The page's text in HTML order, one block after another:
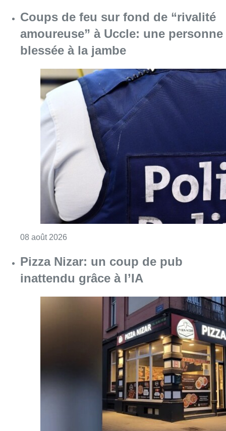
08 août 2026 Consulter l'article "Coups de feu sur fond
Pizza Nizar: un coup de pub
inattendu grâce à l’IA
Consulter l'article "Pizza Nizar: un coup de
Foire du Midi: les visiteurs au
rendez-vous grâce à la météo